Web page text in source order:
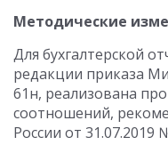
Методические
Для бухгалтерской
редакции приказа
61н, реализована
соотношений,
России от 31.07.2019